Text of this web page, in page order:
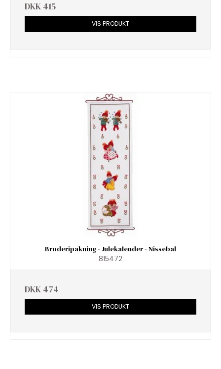
DKK 415
VIS PRODUKT
Broderipakning - Julekalender - Nissebal
815472
DKK 474
VIS PRODUKT